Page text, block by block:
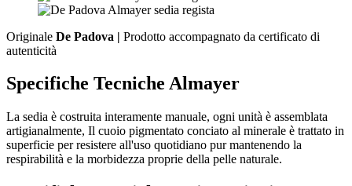
Originale De Padova | Prodotto accompagnato da certificato di
autenticità
Specifiche Tecniche Almayer
La sedia è costruita interamente manuale, ogni unità è assemblata
artigianalmente, Il cuoio pigmentato conciato al minerale è trattato in
superficie per resistere all'uso quotidiano pur mantenendo la
respirabilità e la morbidezza proprie della pelle naturale.